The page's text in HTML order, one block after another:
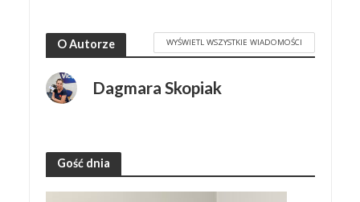
O Autorze WYŚWIETL WSZYSTKIE WIADOMOŚCI
Dagmara Skopiak
Gość dnia